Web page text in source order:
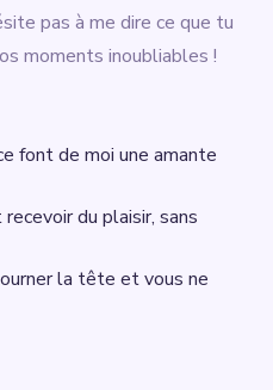
pas à me dire ce que tu
moments inoubliables !
font de moi une amante
du plaisir, sans
la tête et vous ne